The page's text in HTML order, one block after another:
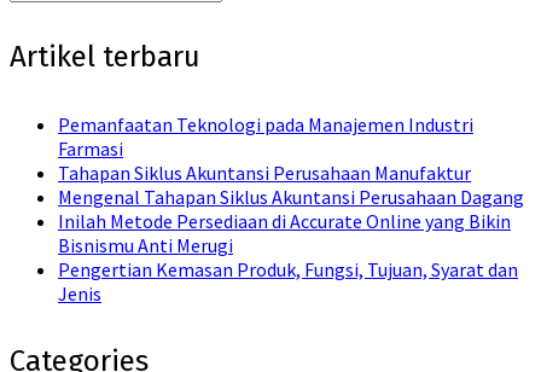
for:
Artikel terbaru
Pemanfaatan Teknologi pada Manajemen Industri
Farmasi
Tahapan Siklus Akuntansi Perusahaan Manufaktur
Mengenal Tahapan Siklus Akuntansi Perusahaan Dagang
Inilah Metode Persediaan di Accurate Online yang Bikin
Bisnismu Anti Merugi
Pengertian Kemasan Produk, Fungsi, Tujuan, Syarat dan
Jenis
Categories